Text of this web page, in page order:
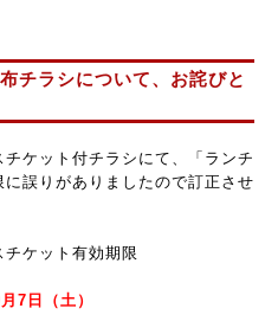
チラシについて、お詫びと
ケット付チラシにて、「ランチ
誤りがありましたので訂正させ
ケット有効期限
7日（土）